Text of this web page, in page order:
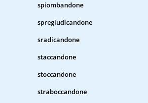
spiombandone
spregiudicandone
sradicandone
staccandone
stoccandone
straboccandone